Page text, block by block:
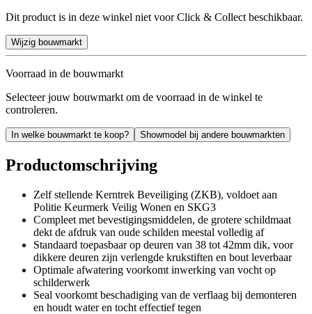
Dit product is in deze winkel niet voor Click & Collect beschikbaar.
Wijzig bouwmarkt
Voorraad in de bouwmarkt
Selecteer jouw bouwmarkt om de voorraad in de winkel te
controleren.
In welke bouwmarkt te koop? Showmodel bij andere bouwmarkten
Productomschrijving
Zelf stellende Kerntrek Beveiliging (ZKB), voldoet aan
Politie Keurmerk Veilig Wonen en SKG3
Compleet met bevestigingsmiddelen, de grotere schildmaat
dekt de afdruk van oude schilden meestal volledig af
Standaard toepasbaar op deuren van 38 tot 42mm dik, voor
dikkere deuren zijn verlengde krukstiften en bout leverbaar
Optimale afwatering voorkomt inwerking van vocht op
schilderwerk
Seal voorkomt beschadiging van de verflaag bij demonteren
en houdt water en tocht effectief tegen